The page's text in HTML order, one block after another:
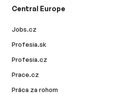
Central Europe
Jobs.cz
Profesia.sk
Profesia.cz
Prace.cz
Práca za rohom